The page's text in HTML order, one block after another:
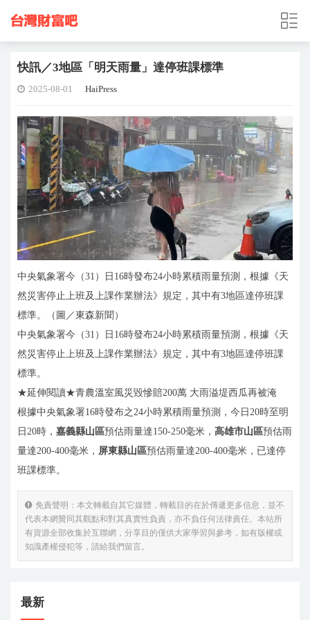
快訊／3地區「明天雨量」達停班課標準
2025-08-01 HaiPress
中央氣象署今（31）日16時發布24小時累積雨量預測，根據《天
然災害停止上班及上課作業辦法》規定，其中有3地區達停班課
標準。（圖／東森新聞）
中央氣象署今（31）日16時發布24小時累積雨量預測，根據《天
然災害停止上班及上課作業辦法》規定，其中有3地區達停班課
標準。
★延伸閱讀★青農溫室風災毀慘賠200萬 大雨溢堤西瓜再被淹
根據中央氣象署16時發布之24小時累積雨量預測，今日20時至明
日20時， 嘉義縣山區預估雨量達150-250毫米， 高雄市山區預估雨
量達200-400毫米， 屏東縣山區預估雨量達200-400毫米，已達停
班課標準。
免責聲明：本文轉載自其它媒體，轉載目的在於傳遞更多信息，並不
代表本網贊同其觀點和對其真實性負責，亦不負任何法律責任。本站所
有資源全部收集於互聯網，分享目的僅供大家學習與參考，如有版權或
知識產權侵犯等，請給我們留言。
最新